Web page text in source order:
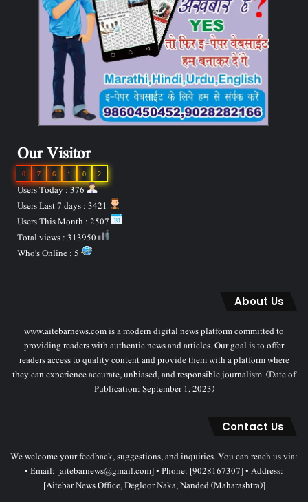
Our Visitor
2
0
1
6
7
0
Users Today : 376
About Us
www.aitebarnews.com is a modern digital news platform committed to
providing readers with authentic news and articles. Our goal is to offer
readers access to quality content and provide them with a platform where
they can experience accurate, unbiased, and responsible journalism. (Date of
Publication: September 1, 2023)
Contact Us
We welcome your feedback, suggestions, and inquiries. You can reach us via:
• Email: [aitebarnews@gmail.com] • Phone: [9028167307] • Address:
[Aitebar News Office, Degloor Naka, Nanded (Maharashtra)]